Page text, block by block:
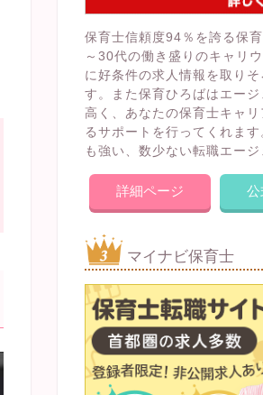
保育士信頼度94％を誇る保
～30代の働き盛りのキャリ
に好条件の求人情報を取りそ
す。また保育ひろばはエージ
高く、あなたの保育士キャ
るサポートを行ってくれます
も強い、数少ない転職エージ
詳細ページ 公
マイナビ保育士